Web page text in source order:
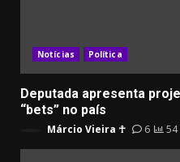
Notícias Política
Deputada apresenta
“bets” no país
Márcio Vieira ☥ 6 54